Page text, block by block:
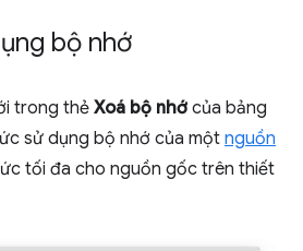
bộ nhớ
trong thẻXoá bộ nhớ của bảng
sử dụng bộ nhớ của một nguồn
tối đa cho nguồn gốc trên thiết